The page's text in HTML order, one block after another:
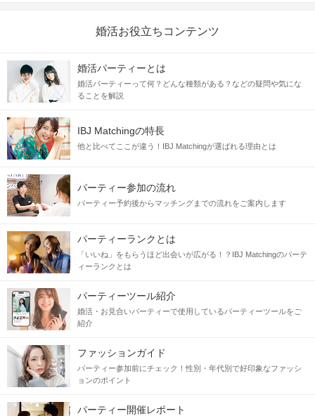
婚活お役立ちコンテンツ
婚活パーティーとは
婚活パーティーって何？どんな種類がある？などの疑問や気にな
ることを解説
IBJ Matchingの特長
他と比べてここが違う！IBJ Matchingが選ばれる理由とは
パーティー参加の流れ
パーティー予約後からマッチングまでの流れをご案内します
パーティーランクとは
「いいね」をもらうほど出会いが広がる！？IBJ Matchingのパーテ
ィーランクとは
パーティーツール紹介
婚活・お見合いパーティーで使用しているパーティーツールをご
紹介
ファッションガイド
パーティー参加前にチェック！性別・年代別で好印象なファッシ
ョンのポイント
パーティー開催レポート